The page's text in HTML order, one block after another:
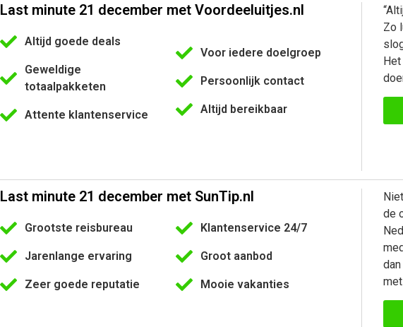
Last minute 21 december met Voordeeluitjes.nl
Altijd goede deals
Geweldige
totaalpakketen
Attente klantenservice
Voor iedere doelgroep
Persoonlijk contact
Altijd bereikbaar
Zo
Last minute 21 december met SunTip.nl
Grootste reisbureau
Jarenlange ervaring
Zeer goede reputatie
Klantenservice 24/7
Groot aanbod
Mooie vakanties
de